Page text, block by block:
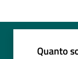
Quanto